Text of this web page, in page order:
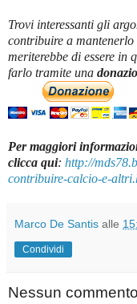
Trovi interessanti gli
contribuire a
meriterebbe di essere in
farlo tramite una
Per maggiori
clicca qui: http://
contribuire-calcio-e-
Marco De Santis alle
Condividi
Nessun